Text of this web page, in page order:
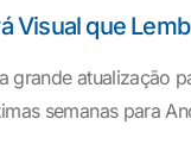
Visual que
grande atualização
semanas para